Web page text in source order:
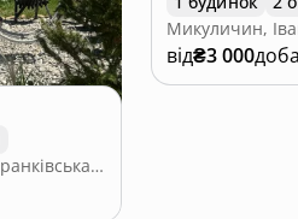
Микуличин, Івано-Франківська область
від₴3 000доба